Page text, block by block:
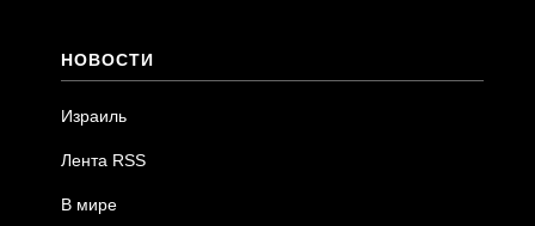
НОВОСТИ
Израиль
Лента RSS
В мире